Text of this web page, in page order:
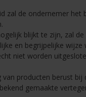
zal de ondernemer
blijkt te zijn, zal
en begrijpelijke
niet worden
van producten berust
gemaakte